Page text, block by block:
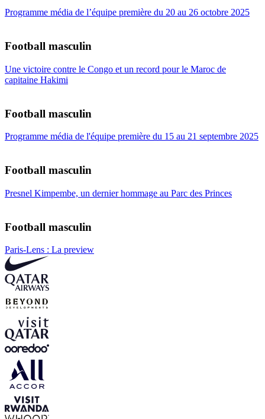
Programme média de l’équipe première du 20 au 26 octobre 2025
Football masculin
Une victoire contre le Congo et un record pour le Maroc de
capitaine Hakimi
Football masculin
Programme média de l'équipe première du 15 au 21 septembre 2025
Football masculin
Presnel Kimpembe, un dernier hommage au Parc des Princes
Football masculin
Paris-Lens : La preview